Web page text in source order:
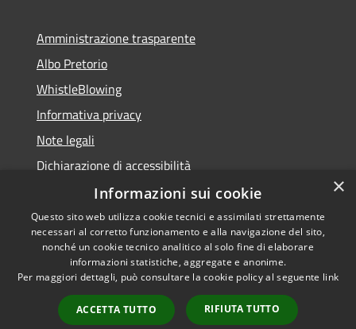
Amministrazione trasparente
Albo Pretorio
WhistleBlowing
Informativa privacy
Note legali
Dichiarazione di accessibilità
Accessibilità
Privacy
Mappa del sito
Copyright © 2026 • Città di
Montecchio Maggiore •
Powered byMunicipium •
Accesso redazione
×
Informazioni sui cookie
Questo sito web utilizza cookie tecnici e assimilati strettamente
necessari al corretto funzionamento e alla navigazione del sito,
nonché un cookie tecnico analitico al solo fine di elaborare
informazioni statistiche, aggregate e anonime.
Per maggiori dettagli, può consultare la cookie policy al seguente link
ACCETTA TUTTO RIFIUTA TUTTO